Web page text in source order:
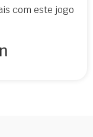
com este jogo